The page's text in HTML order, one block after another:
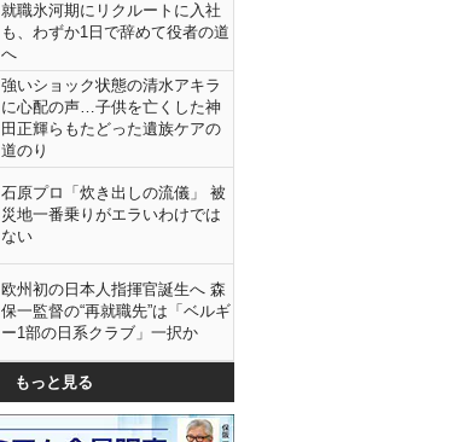
就職氷河期にリクルートに入社
も、わずか1日で辞めて役者の道
へ
強いショック状態の清水アキラ
に心配の声…子供を亡くした神
田正輝らもたどった遺族ケアの
道のり
石原プロ「炊き出しの流儀」 被
災地一番乗りがエラいわけでは
ない
欧州初の日本人指揮官誕生へ 森
保一監督の“再就職先”は「ベルギ
ー1部の日系クラブ」一択か
もっと見る